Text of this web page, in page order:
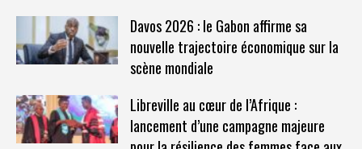
Davos 2026 : le Gabon affirme sa
nouvelle trajectoire économique sur la
scène mondiale
Libreville au cœur de l’Afrique :
lancement d’une campagne majeure